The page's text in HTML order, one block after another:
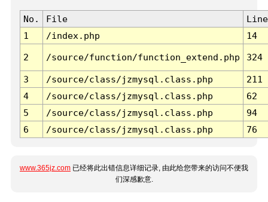
No. File
Line
1
/index.php 14
2 /source/function/function_extend.php 324
3 /source/class/jzmysql.class.php
211
4
/source/class/jzmysql.class.php
62
5
/source/class/jzmysql.class.php
94
6
/source/class/jzmysql.class.php 76
www.365jz.com 已经将此出错信息详细记录, 由此给您带来的访问不便我
们深感歉意.